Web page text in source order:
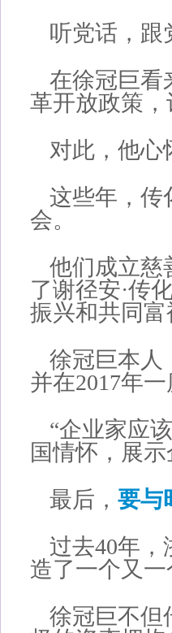
听党话，跟
在徐冠巨看
革开放政策
对此，他心
这些年，传
会。
他们成立慈
了谢径安·传
振兴和共同富
徐冠巨本人
并在2017年
“企业家应
国情怀，展
最后， 要与
过去40年
造了一个又一
徐冠巨不但